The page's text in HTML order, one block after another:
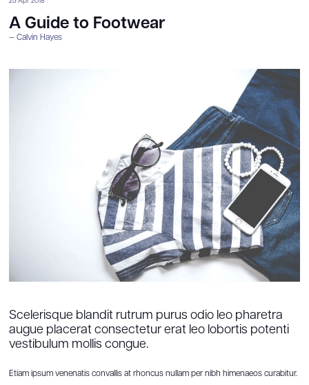
A Guide to Footwear
Calvin Hayes
Scelerisque blandit rutrum purus odio leo pharetra
augue placerat consectetur erat leo lobortis potenti
vestibulum mollis congue.
Etiam ipsum venenatis convallis at rhoncus nullam per nibh himenaeos curabitur.